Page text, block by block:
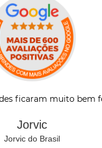
ficaram muito bem
Jorvic
Jorvic do Brasil